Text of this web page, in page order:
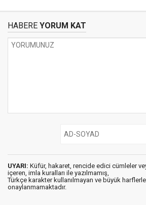
HABERE YORUM KAT
UYARI: Küfür, hakaret, rencide edici cümleler
içeren, imla kuralları ile yazılmamış,
Türkçe karakter kullanılmayan ve büyük
onaylanmamaktadır.